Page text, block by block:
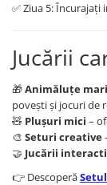
✅ Ziua 5: Încurajați
Jucării
🎁Animăluțe mari
povești și jocuri de
🧸 Plușuri mici –
🎨 Seturi creative
🤝 Jucării
👉 Descoperă